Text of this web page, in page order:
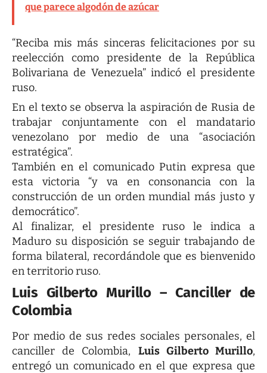
que parece algodón de azúcar
“Reciba mis más sinceras felicitaciones por su
reelección como presidente de la República
Bolivariana de Venezuela” indicó el presidente
ruso.
En el texto se observa la aspiración de Rusia de
trabajar conjuntamente con el mandatario
venezolano por medio de una “asociación
estratégica”.
También en el comunicado Putin expresa que
esta victoria “y va en consonancia con la
construcción de un orden mundial más justo y
democrático”.
Al finalizar, el presidente ruso le indica a
Maduro su disposición se seguir trabajando de
forma bilateral, recordándole que es bienvenido
en territorio ruso.
Luis Gilberto Murillo – Canciller de
Colombia
Por medio de sus redes sociales personales, el
canciller de Colombia, Luis Gilberto Murillo,
entregó un comunicado en el que expresa que